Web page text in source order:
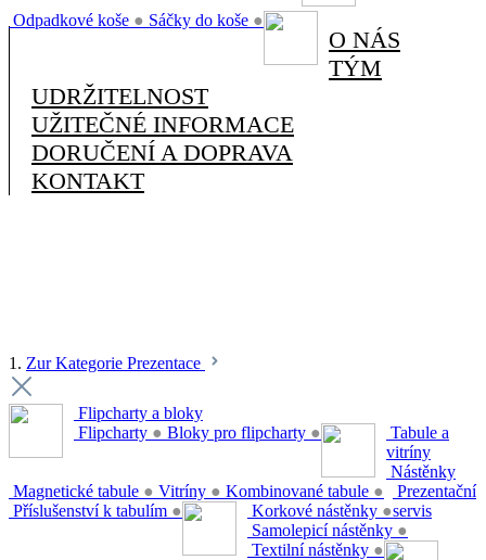
Odpadkové koše ● Sáčky do koše ●
O NÁS
TÝM
UDRŽITELNOST
UŽITEČNÉ INFORMACE
DORUČENÍ A DOPRAVA
KONTAKT
1. Zur Kategorie Prezentace
Flipcharty a bloky
Flipcharty ● Bloky pro flipcharty ●
Tabule a
vitríny
Magnetické tabule ● Vitríny ● Kombinované tabule ●
Příslušenství k tabulím ●
Nástěnky
Korkové nástěnky ●
Samolepicí nástěnky ●
Textilní nástěnky ●
Prezentační
servis